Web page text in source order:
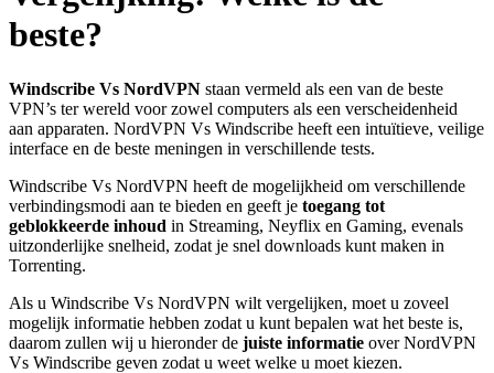
beste?
Windscribe Vs NordVPN staan vermeld als een van de beste
VPN’s ter wereld voor zowel computers als een verscheidenheid
aan apparaten. NordVPN Vs Windscribe heeft een intuïtieve, veilige
interface en de beste meningen in verschillende tests.
Windscribe Vs NordVPN heeft de mogelijkheid om verschillende
verbindingsmodi aan te bieden en geeft je toegang tot
geblokkeerde inhoud in Streaming, Neyflix en Gaming, evenals
uitzonderlijke snelheid, zodat je snel downloads kunt maken in
Torrenting.
Als u Windscribe Vs NordVPN wilt vergelijken, moet u zoveel
mogelijk informatie hebben zodat u kunt bepalen wat het beste is,
daarom zullen wij u hieronder de juiste informatie over NordVPN
Vs Windscribe geven zodat u weet welke u moet kiezen.